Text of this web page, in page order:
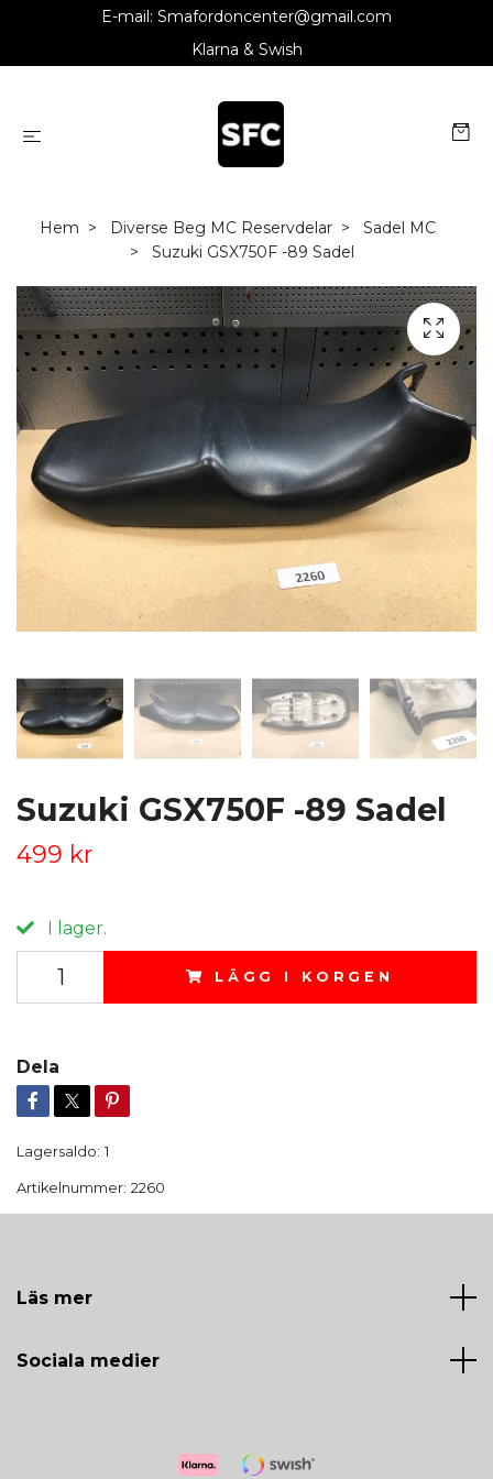
E-mail: Smafordoncenter@gmail.com
Klarna & Swish
Hem Diverse Beg MC Reservdelar
Sadel MC
Suzuki GSX750F -89 Sadel
Suzuki GSX750F -89 Sadel
499 kr
I lager.
LÄGG I KORGEN
Dela
Lagersaldo: 1
Artikelnummer: 2260
Läs mer
Sociala medier